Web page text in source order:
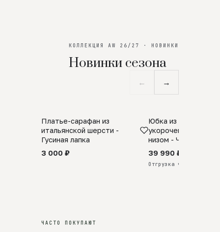
КОЛЛЕКЦИЯ AW 26/27 · НОВИНКИ
Новинки сезона
← →
SALE
Платье-сарафан из
итальянской шерсти -
Гусиная лапка
3 000 ₽
ПРЕДЗАКАЗ
Юбка из
укороченная с
низом - Черный
39 990 ₽
Отгрузка через 25 дней
ЧАСТО ПОКУПАЮТ